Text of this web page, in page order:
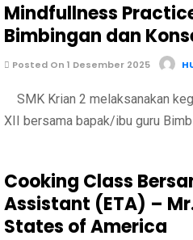
Mindfullness
Bimbingan dan
Posted On 1 Desember 2025
SMK Krian 2 melaksanakan
XII bersama bapak/ibu guru
Cooking Class
Assistant (ETA) –
States of America